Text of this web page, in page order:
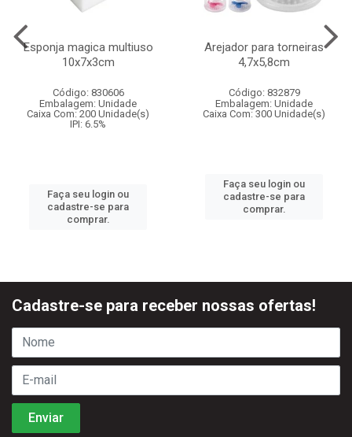
Esponja magica multiuso
10x7x3cm
Código: 830606
Embalagem: Unidade
Caixa Com: 200 Unidade(s)
IPI: 6.5%
Faça seu login ou
cadastre-se para
comprar.
Arejador para torneiras
4,7x5,8cm
Código: 832879
Embalagem: Unidade
Caixa Com: 300 Unidade(s)
Faça seu login ou
cadastre-se para
comprar.
Cadastre-se para receber nossas ofertas!